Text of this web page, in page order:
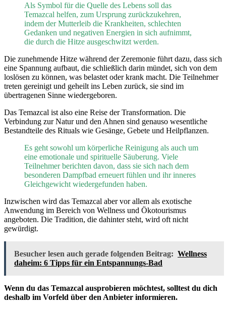
Als Symbol für die Quelle des Lebens soll das
Temazcal helfen, zum Ursprung zurückzukehren,
indem der Mutterleib die Krankheiten, schlechten
Gedanken und negativen Energien in sich aufnimmt,
die durch die Hitze ausgeschwitzt werden.
Die zunehmende Hitze während der Zeremonie führt dazu, dass sich
eine Spannung aufbaut, die schließlich darin mündet, sich von dem
loslösen zu können, was belastet oder krank macht. Die Teilnehmer
treten gereinigt und geheilt ins Leben zurück, sie sind im
übertragenen Sinne wiedergeboren.
Das Temazcal ist also eine Reise der Transformation. Die
Verbindung zur Natur und den Ahnen sind genauso wesentliche
Bestandteile des Rituals wie Gesänge, Gebete und Heilpflanzen.
Es geht sowohl um körperliche Reinigung als auch um
eine emotionale und spirituelle Säuberung. Viele
Teilnehmer berichten davon, dass sie sich nach dem
besonderen Dampfbad erneuert fühlen und ihr inneres
Gleichgewicht wiedergefunden haben.
Inzwischen wird das Temazcal aber vor allem als exotische
Anwendung im Bereich von Wellness und Ökotourismus
angeboten. Die Tradition, die dahinter steht, wird oft nicht
gewürdigt.
Besucher lesen auch gerade folgenden Beitrag: Wellness
daheim: 6 Tipps für ein Entspannungs-Bad
Wenn du das Temazcal ausprobieren möchtest, solltest du dich
deshalb im Vorfeld über den Anbieter informieren.